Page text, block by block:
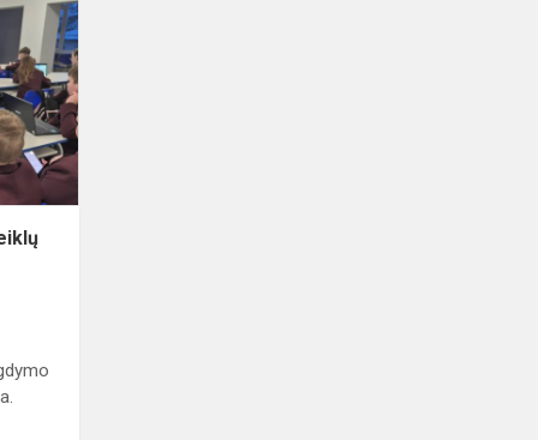
Gamtamokslinių
veiklų
vertinimo
apžvalga